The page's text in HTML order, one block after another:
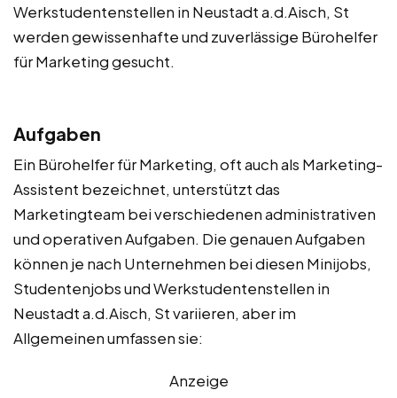
Werkstudentenstellen in Neustadt a.d.Aisch, St
werden gewissenhafte und zuverlässige Bürohelfer
für Marketing gesucht.
Aufgaben
Ein Bürohelfer für Marketing, oft auch als Marketing-
Assistent bezeichnet, unterstützt das
Marketingteam bei verschiedenen administrativen
und operativen Aufgaben. Die genauen Aufgaben
können je nach Unternehmen bei diesen Minijobs,
Studentenjobs und Werkstudentenstellen in
Neustadt a.d.Aisch, St variieren, aber im
Allgemeinen umfassen sie:
Anzeige